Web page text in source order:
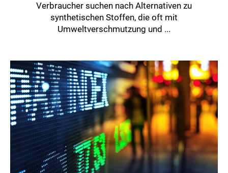
Verbraucher suchen nach Alternativen zu
synthetischen Stoffen, die oft mit
Umweltverschmutzung und ...